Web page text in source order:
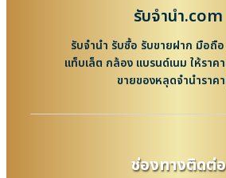
รับจํานํา.com
รับจำนำ รับซื้อ รับขายฝาก มือถื
แท็บเล็ต กล้อง แบรนด์เนม ให้ราค
ขายของหลุดจำนำราค
ช่องทางติดต่อ